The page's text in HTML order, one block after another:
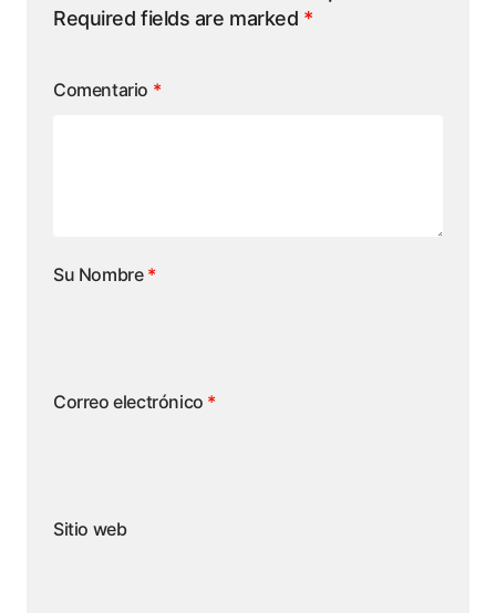
Required fields are marked *
Comentario *
Su Nombre *
Correo electrónico *
Sitio web